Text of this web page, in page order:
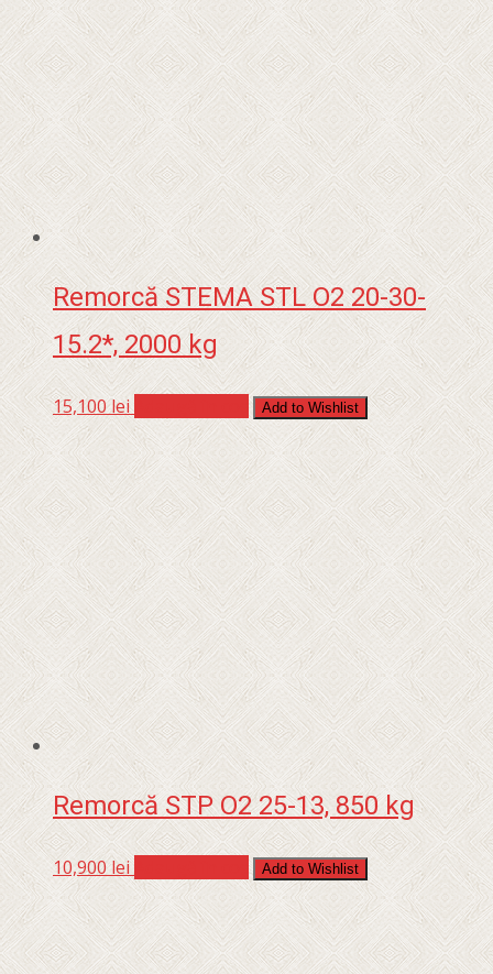
Remorcă STEMA STL O2 20-30-
15.2*, 2000 kg
15,100lei Add to Wishlist
Remorcă STP O2 25-13, 850 kg
10,900lei Add to Wishlist